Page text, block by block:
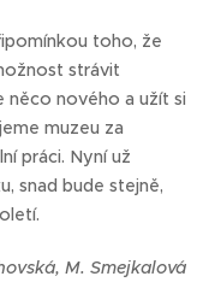
toho, že
strávit
něco nového a užít si
muzeu za
práci. Nyní už
snad bude stejně,
M. Smejkalová